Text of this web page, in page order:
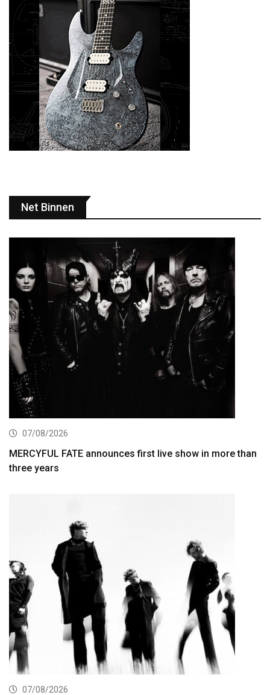
Net Binnen
07/08/2026
MERCYFUL FATE announces first live show in more than
three years
07/08/2026